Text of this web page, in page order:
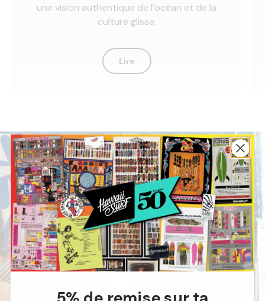
une vision authentique de l’océan et de la
culture glisse.
Lire